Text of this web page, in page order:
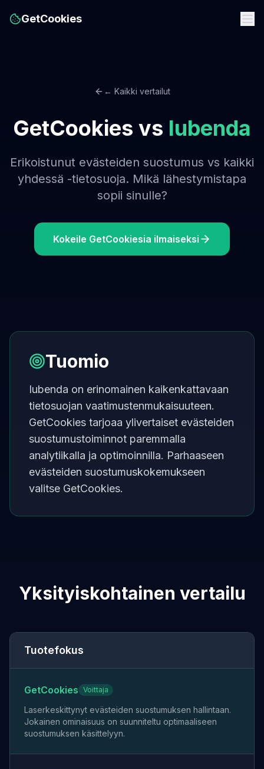
GetCookies
← Kaikki vertailut
GetCookies vs Iubenda
Erikoistunut evästeiden suostumus vs kaikki
yhdessä -tietosuoja. Mikä lähestymistapa
sopii sinulle?
Kokeile GetCookiesia ilmaiseksi
Tuomio
Iubenda on erinomainen kaikenkattavaan
tietosuojan vaatimustenmukaisuuteen.
GetCookies tarjoaa ylivertaiset evästeiden
suostumustoiminnot paremmalla
analytiikalla ja optimoinnilla. Parhaaseen
evästeiden suostumuskokemukseen
valitse GetCookies.
Yksityiskohtainen vertailu
Tuotefokus
GetCookies Voittaja
Laserkeskittynyt evästeiden suostumuksen hallintaan.
Jokainen ominaisuus on suunniteltu optimaaliseen
suostumuksen käsittelyyn.